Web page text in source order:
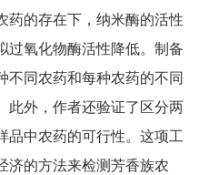
药的存在下，纳米酶的活性
过氧化物酶活性降低。制备
不同农药和每种农药的不同
此外，作者还验证了区分两
品中农药的可行性。这项工
济的方法来检测芳香族农